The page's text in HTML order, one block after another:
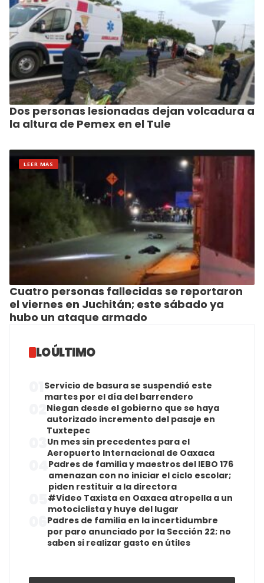
Dos personas lesionadas dejan volcadura a
la altura de Pemex en el Tule
LEER MAS
Cuatro personas fallecidas se reportaron
el viernes en Juchitán; este sábado ya
hubo un ataque armado
LO ÚLTIMO
Servicio de basura se suspendió este
martes por el día del barrendero
Niegan desde el gobierno que se haya
autorizado incremento del pasaje en
Tuxtepec
Un mes sin precedentes para el
Aeropuerto Internacional de Oaxaca
Padres de familia y maestros del IEBO 176
amenazan con no iniciar el ciclo escolar;
piden restituir a la directora
#Video Taxista en Oaxaca atropella a un
motociclista y huye del lugar
Padres de familia en la incertidumbre
por paro anunciado por la Sección 22; no
saben si realizar gasto en útiles